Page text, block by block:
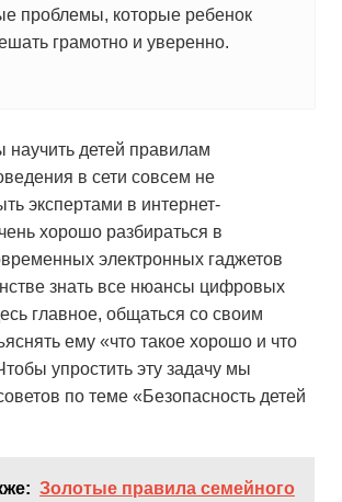
проблемы, которые ребенок
грамотно и уверенно.
научить детей правилам
в сети совсем не
экспертами в интернет-
хорошо разбираться в
электронных гаджетов
знать все нюансы цифровых
главное, общаться со своим
ему «что такое хорошо и что
упростить эту задачу мы
по теме «Безопасность детей
Золотые правила семейного